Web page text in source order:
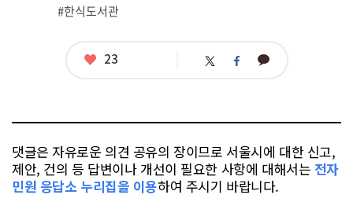
#한식도서관
좋
23 트 페 카
댓글은 자유로운 의견 공유의 장이므로 서울시에 대한 신고,
제안, 건의 등 답변이나 개선이 필요한 사항에 대해서는 전자
민원 응답소 누리집을 이용하여 주시기 바랍니다.